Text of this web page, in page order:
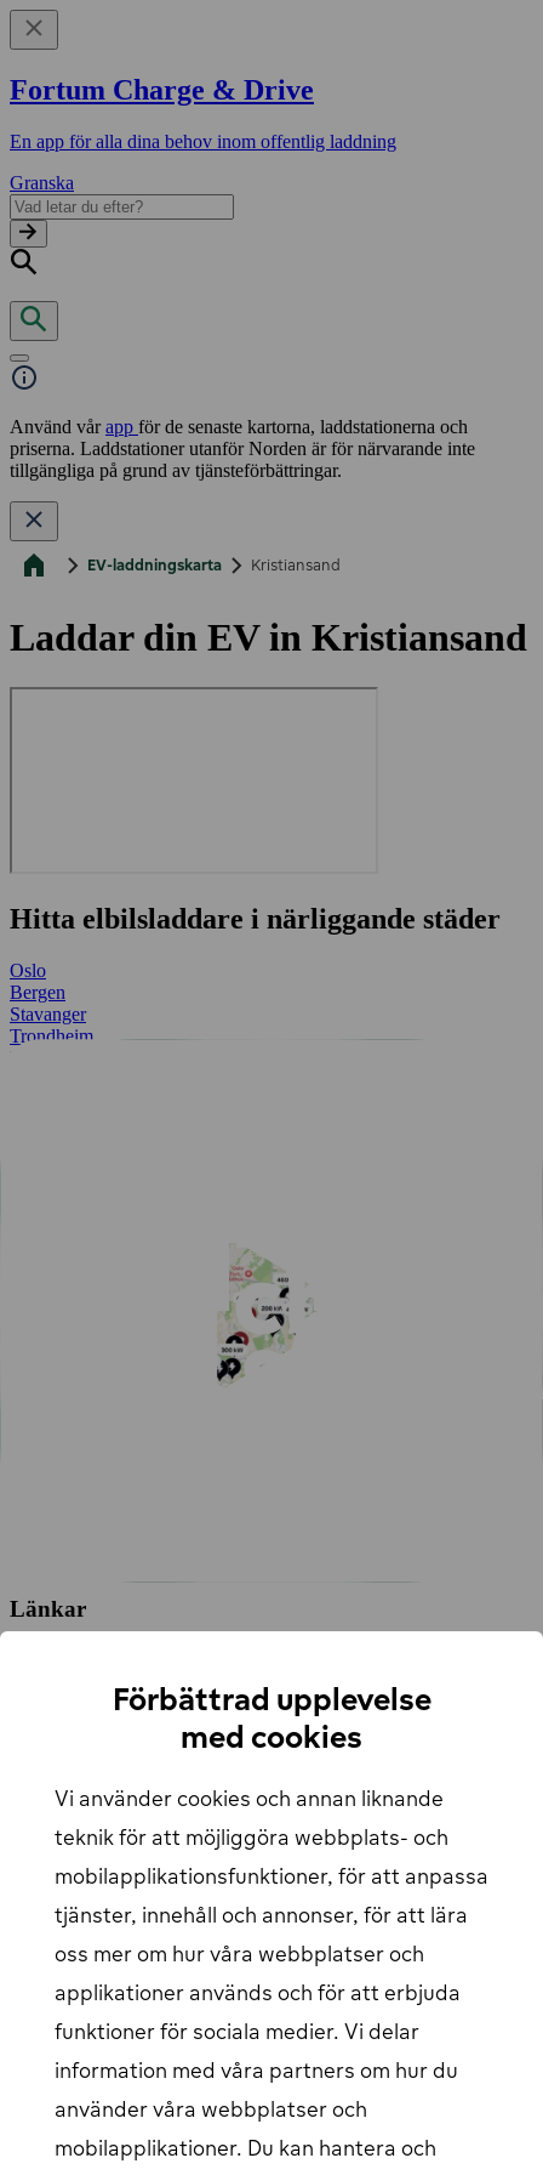
Fortum Charge & Drive
En app för alla dina behov inom offentlig laddning
Granska
Använd vårapp för de senaste kartorna, laddstationerna och
priserna. Laddstationer utanför Norden är för närvarande inte
tillgängliga på grund av tjänsteförbättringar.
EV-laddningskarta Kristiansand
Laddar din EV in Kristiansand
Hitta elbilsladdare i närliggande städer
Oslo
Bergen
Stavanger
Trondheim
Fredrikstad
Populära artiklar
Länkar
Laddkarta
Hitta din närmaste laddstation
Support
Hjälpcenter
Artiklar
Vårt laddnätverk
Logga in
EV förare login
öppnas i ett nytt fönster
Företag login
öppnas i ett nytt fönster
Följ oss på sociala medier
Förbättrad upplevelse
med cookies
Vi använder cookies och annan liknande
teknik för att möjliggöra webbplats- och
mobilapplikationsfunktioner, för att anpassa
tjänster, innehåll och annonser, för att lära
oss mer om hur våra webbplatser och
applikationer används och för att erbjuda
funktioner för sociala medier. Vi delar
information med våra partners om hur du
använder våra webbplatser och
mobilapplikationer. Du kan hantera och